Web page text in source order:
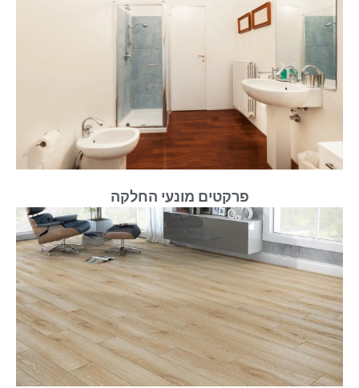
פרקטים מונעי החלקה